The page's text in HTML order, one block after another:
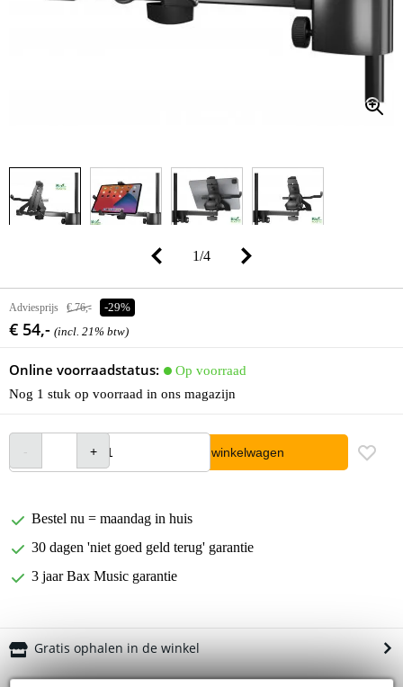
1/4
Adviesprijs € 76,- -29%
€ 54,- (incl. 21% btw)
Online voorraadstatus:
Op voorraad
Nog 1 stuk op voorraad in ons magazijn
In winkelwagen
Bestel nu = maandag in huis
30 dagen 'niet goed geld terug' garantie
3 jaar Bax Music garantie
Gratis ophalen in de winkel